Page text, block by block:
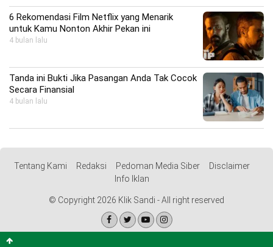
6 Rekomendasi Film Netflix yang Menarik
untuk Kamu Nonton Akhir Pekan ini
4 bulan lalu
Tanda ini Bukti Jika Pasangan Anda Tak Cocok
Secara Finansial
4 bulan lalu
Tentang Kami Redaksi Pedoman Media Siber
Disclaimer
Info Iklan
© Copyright 2026 Klik Sandi - All right reserved